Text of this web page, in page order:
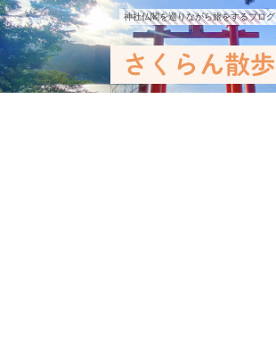
神社仏閣を巡りながら旅をするブログ